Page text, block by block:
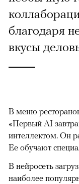
благодаря
вкусы
В меню
«Первый AI
интеллектом. Он
Ее обучают
В нейросеть
наиболее